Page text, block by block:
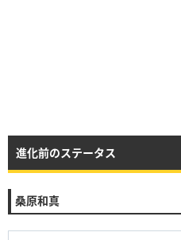
進化前のステータス
桑原和真